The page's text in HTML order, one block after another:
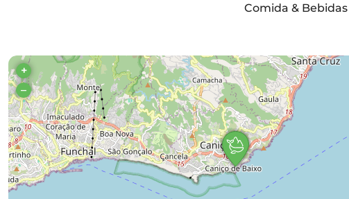
Comida & Bebidas
+
–